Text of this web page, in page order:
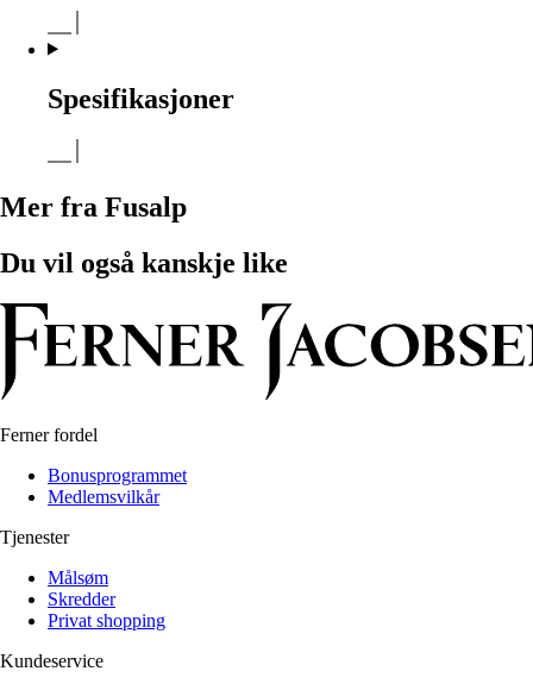
Spesifikasjoner
Mer fra Fusalp
Du vil også kanskje like
Ferner fordel
Bonusprogrammet
Medlemsvilkår
Tjenester
Målsøm
Skredder
Privat shopping
Kundeservice